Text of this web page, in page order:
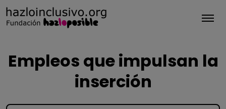
Empleos que impulsan la
inserción